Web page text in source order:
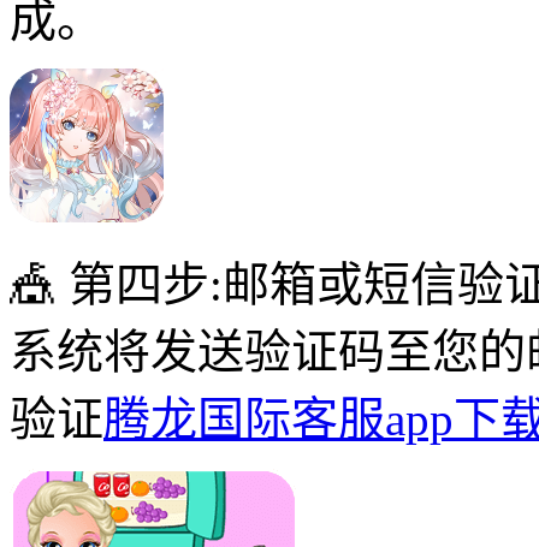
成。
🎪 第四步:邮箱或短信验
系统将发送验证码至您
验证腾龙国际客服app下